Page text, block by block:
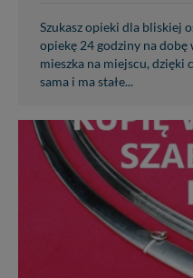
Szukasz opieki dla bliskiej
opiekę 24 godziny na
mieszka na miejscu, dzięki
sama i ma stałe...